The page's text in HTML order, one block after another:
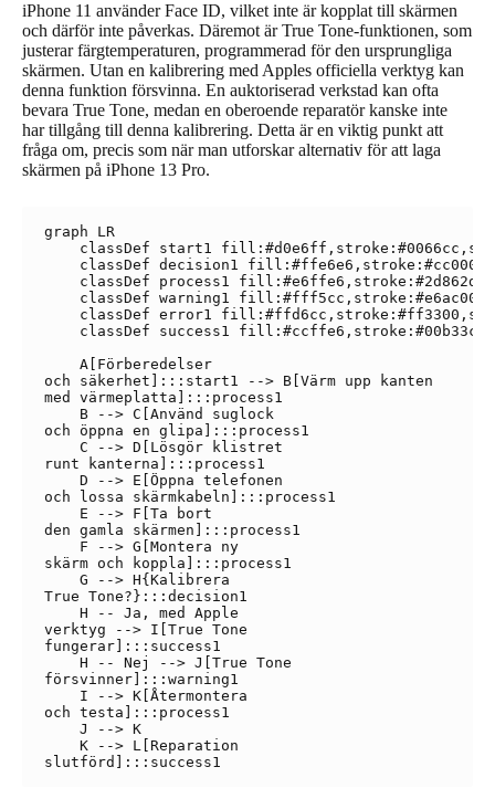
iPhone 11 använder Face ID, vilket inte är kopplat till skärmen
och därför inte påverkas. Däremot är True Tone-funktionen, som
justerar färgtemperaturen, programmerad för den ursprungliga
skärmen. Utan en kalibrering med Apples officiella verktyg kan
denna funktion försvinna. En auktoriserad verkstad kan ofta
bevara True Tone, medan en oberoende reparatör kanske inte
har tillgång till denna kalibrering. Detta är en viktig punkt att
fråga om, precis som när man utforskar alternativ för att laga
skärmen på iPhone 13 Pro.
graph LR
classDef start1
classDef decision1
classDef process1
classDef warning1
classDef error1
classDef success1
    A[Förberedelser
och säkerhet]:::start1 --> B[Värm upp kanten
med värmeplatta]:::process1
    B --> C[Använd suglock
och öppna en glipa]:::process1
    C --> D[Lösgör klistret
runt kanterna]:::process1
    D --> E[Öppna telefonen
och lossa skärmkabeln]:::process1
    E --> F[Ta bort
den gamla skärmen]:::process1
    F --> G[Montera ny
skärm och koppla]:::process1
    G --> H{Kalibrera
True Tone?}:::decision1
    H -- Ja, med Apple
verktyg --> I[True Tone
fungerar]:::success1
    H -- Nej --> J[True Tone
försvinner]:::warning1
    I --> K[Återmontera
och testa]:::process1
    J --> K
    K --> L[Reparation